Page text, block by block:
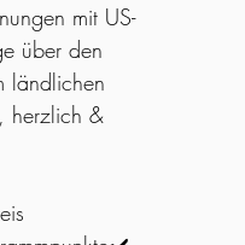
mit US-
über den
ländlichen
herzlich &